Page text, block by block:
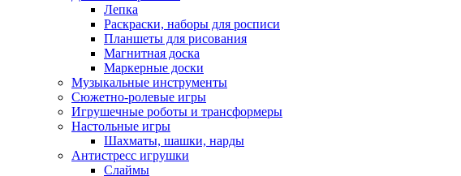
Лепка
Раскраски, наборы для росписи
Планшеты для рисования
Магнитная доска
Маркерные доски
Музыкальные инструменты
Сюжетно-ролевые игры
Игрушечные роботы и трансформеры
Настольные игры
Шахматы, шашки, нарды
Антистресс игрушки
Слаймы